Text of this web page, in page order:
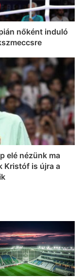
nőként induló
elé nézünk ma
Kristóf is újra a